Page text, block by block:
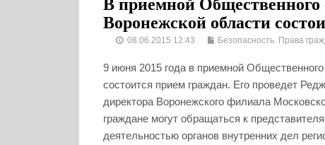
В приемной
Воронежской области
08.06.2015 12:43 Безопасность. Права
9 июня 2015 года в приемной
состоится прием граждан. Его проведет
директора Воронежского филиала
граждане могут обращаться к
деятельностью органов внутренних дел